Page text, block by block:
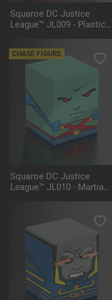
Squaroe DC Justice
League™ JL009 - Plastic
CHASE FIGURE
Squaroe DC Justice
League™ JL010 - Martian